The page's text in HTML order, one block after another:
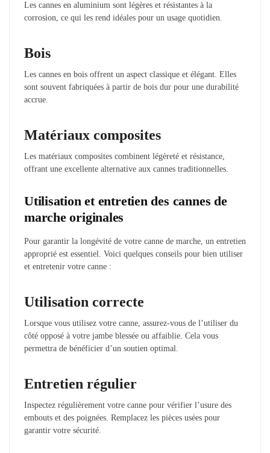
Les cannes en aluminium sont légères et résistantes à la
corrosion, ce qui les rend idéales pour un usage quotidien.
Bois
Les cannes en bois offrent un aspect classique et élégant. Elles
sont souvent fabriquées à partir de bois dur pour une durabilité
accrue.
Matériaux composites
Les matériaux composites combinent légèreté et résistance,
offrant une excellente alternative aux cannes traditionnelles.
Utilisation et entretien des cannes de
marche originales
Pour garantir la longévité de votre canne de marche, un entretien
approprié est essentiel. Voici quelques conseils pour bien utiliser
et entretenir votre canne :
Utilisation correcte
Lorsque vous utilisez votre canne, assurez-vous de l’utiliser du
côté opposé à votre jambe blessée ou affaiblie. Cela vous
permettra de bénéficier d’un soutien optimal.
Entretien régulier
Inspectez régulièrement votre canne pour vérifier l’usure des
embouts et des poignées. Remplacez les pièces usées pour
garantir votre sécurité.